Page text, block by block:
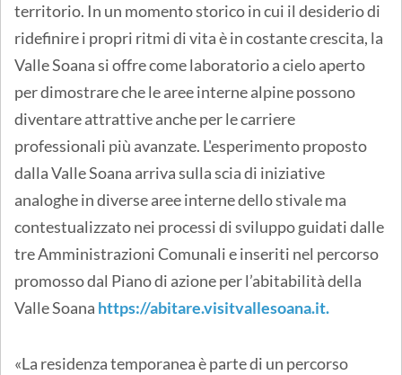
territorio. In un momento storico in cui il desiderio di
ridefinire i propri ritmi di vita è in costante crescita, la
Valle Soana si offre come laboratorio a cielo aperto
per dimostrare che le aree interne alpine possono
diventare attrattive anche per le carriere
professionali più avanzate. L'esperimento proposto
dalla Valle Soana arriva sulla scia di iniziative
analoghe in diverse aree interne dello stivale ma
contestualizzato nei processi di sviluppo guidati dalle
tre Amministrazioni Comunali e inseriti nel percorso
promosso dal Piano di azione per l’abitabilità della
Valle Soana https://abitare.visitvallesoana.it.
«La residenza temporanea è parte di un percorso